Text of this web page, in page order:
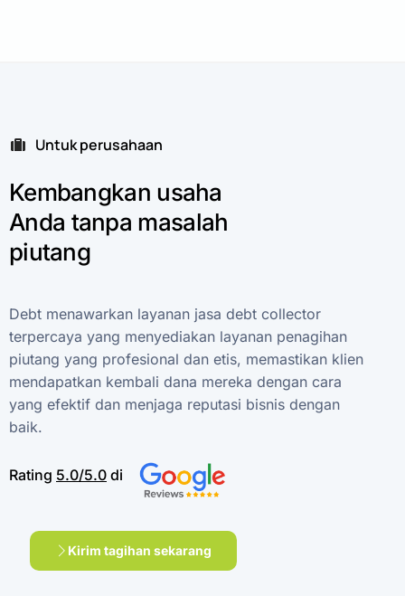
Untuk perusahaan
Kembangkan usaha
Anda tanpa masalah
piutang
Debt menawarkan layanan jasa debt collector
terpercaya yang menyediakan layanan penagihan
piutang yang profesional dan etis, memastikan klien
mendapatkan kembali dana mereka dengan cara
yang efektif dan menjaga reputasi bisnis dengan
baik.
Rating 5.0/5.0 di
Kirim tagihan sekarang